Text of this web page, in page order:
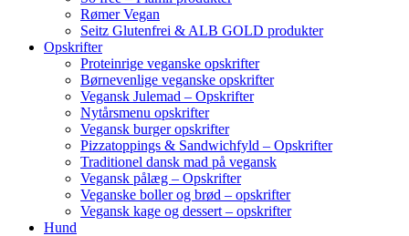
Rømer Vegan
Seitz Glutenfrei & ALB GOLD produkter
Opskrifter
Proteinrige veganske opskrifter
Børnevenlige veganske opskrifter
Vegansk Julemad – Opskrifter
Nytårsmenu opskrifter
Vegansk burger opskrifter
Pizzatoppings & Sandwichfyld – Opskrifter
Traditionel dansk mad på vegansk
Vegansk pålæg – Opskrifter
Veganske boller og brød – opskrifter
Vegansk kage og dessert – opskrifter
Hund